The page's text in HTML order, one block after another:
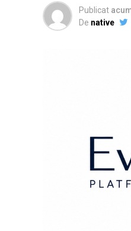
Publicat
De native